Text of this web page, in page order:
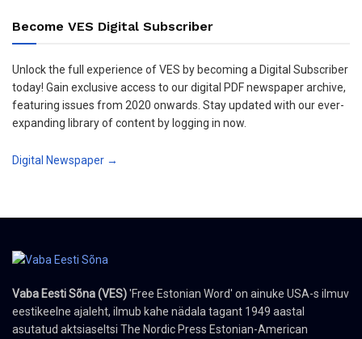
Become VES Digital Subscriber
Unlock the full experience of VES by becoming a Digital Subscriber
today! Gain exclusive access to our digital PDF newspaper archive,
featuring issues from 2020 onwards. Stay updated with our ever-
expanding library of content by logging in now.
Digital Newspaper →
Vaba Eesti Sõna (VES)'Free Estonian Word' on ainuke USA-s ilmuv
eestikeelne ajaleht, ilmub kahe nädala tagant 1949 aastal
asutatud aktsiaseltsi The Nordic Press Estonian-American